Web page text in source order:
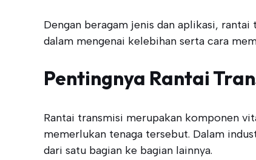
Dengan beragam jenis dan aplikasi,
dalam mengenai kelebihan serta cara
Pentingnya Rantai
Rantai transmisi merupakan komponen
memerlukan tenaga tersebut. Dalam
dari satu bagian ke bagian lainnya.